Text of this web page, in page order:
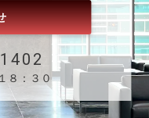
８：３０